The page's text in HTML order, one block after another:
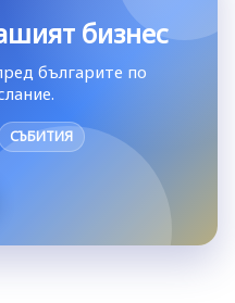
бизнес
българите по
СЪБИТИЯ